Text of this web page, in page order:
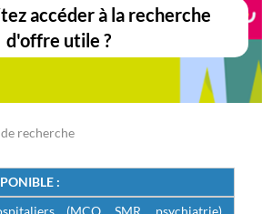
accéder à la recherche
d'offre utile ?
recherche
:
(MCO, SMR, psychiatrie),